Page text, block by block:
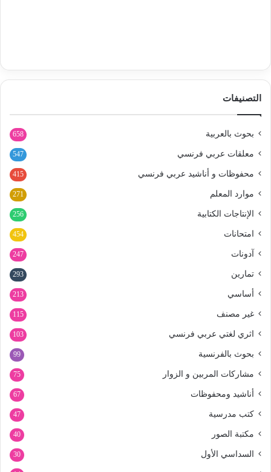
التصنيفات
بحوث بالعربية 658
معلقات عربي فرنسي 547
محفوظات و أناشيد عربي فرنسي 415
موارد المعلم 271
الإنتاجات الكتابية 256
امتحانات 454
آدونات 247
تمارين 293
أساسي 213
غير مصنف 115
اثري لغتي عربي فرنسي 103
بحوث بالفرنسية 99
مشاركات المربين و الزوار 75
أناشيد ومحفوظات 67
كتب مدرسية 47
مكتبة الصور 40
السداسي الأول 30